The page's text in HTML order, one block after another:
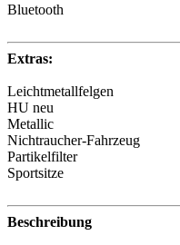
Bluetooth
Extras:
Leichtmetallfelgen
HU neu
Metallic
Nichtraucher-Fahrzeug
Partikelfilter
Sportsitze
Beschreibung